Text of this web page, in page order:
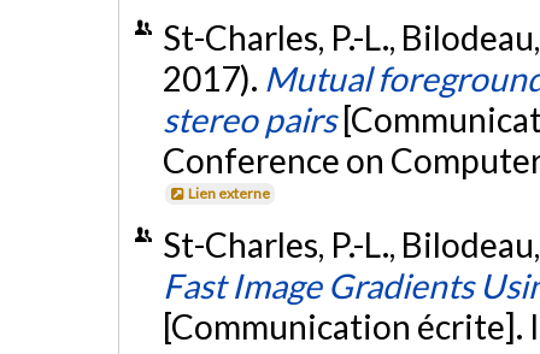
St-Charles, P.-L.,
2017). Mutual
stereo pairs
Conference on
Lien externe
St-Charles, P.-L.,
Fast Image Gradients
[Communication écrite].